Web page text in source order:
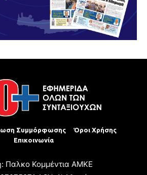
Συμμόρφωσης
Όροι Χρήσης
Επικοινωνία
Παλκο Κομμέντια ΑΜΚΕ